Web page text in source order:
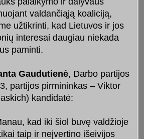
valdančiąją koaliciją,
užtikrinti, kad Lietuvos ir jos
interesai daugiau niekada
paminti.
Gaudutienė, Darbo partijos
partijos pirmininkas – Viktor
kandidatė:
kad iki šiol buvę valdžioje
taip ir neįvertino išeivijos